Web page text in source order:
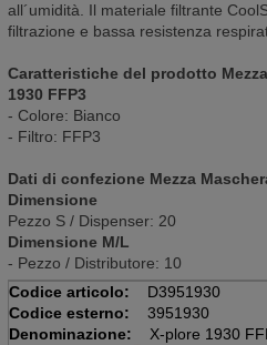
all´umidità. Il materiale filtrante
filtrazione e bassa resistenza
Caratteristiche del prodotto
1930 FFP3
- Colore: Bianco
- Filtro: FFP3
Dati di confezione Mezza
Dimensione
Pezzo S / Dispenser: 20
Dimensione M/L
- Pezzo / Distributore: 10
Codice articolo:
D3951930
Codice esterno:
3951930
Denominazione:
X-plore 1930